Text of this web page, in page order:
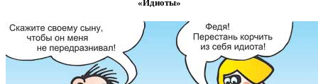
«Идиоты»